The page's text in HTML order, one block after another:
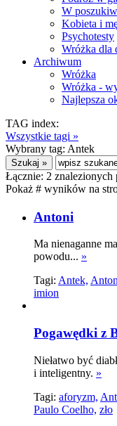
W
Kobieta i
Psychotesty
Wróżka dla
Archiwum
Wróżka
Wróżka -
Najlepsza
TAG index:
Wszystkie tagi »
Wybrany tag: Antek
Łącznie: 2 znalezionych
Pokaż # wyników na
Antoni
Ma nienaganne
powodu... »
Tagi: Antek,
imion
Pogawędki z
Niełatwo być
i inteligentny. »
Tagi: aforyzm,
Paulo Coelho, zło